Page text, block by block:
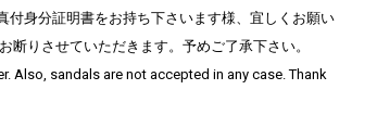
付身分証明書をお持ち下さいます様、宜しくお願い
断りさせていただきます。予めご了承下さい。
Also, sandals are not accepted in any case. Thank